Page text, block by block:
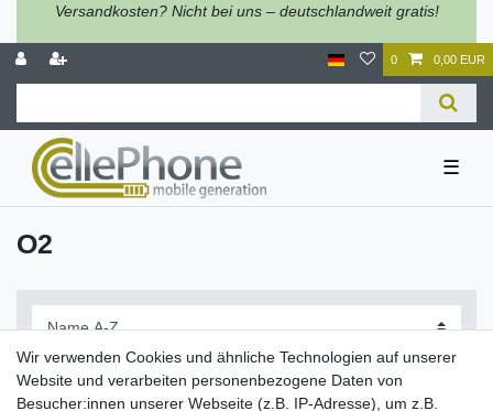
Versandkosten? Nicht bei uns – deutschlandweit gratis!
0 0,00 EUR
☰
O2
Wir verwenden Cookies und ähnliche Technologien auf unserer
Website und verarbeiten personenbezogene Daten von
Besucher:innen unserer Webseite (z.B. IP-Adresse), um z.B.